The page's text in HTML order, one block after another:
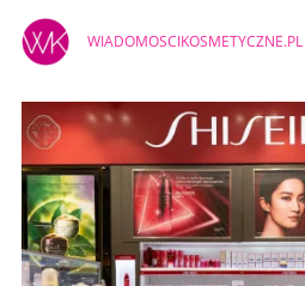
WIADOMOSCIKOSMETYCZNE.PL